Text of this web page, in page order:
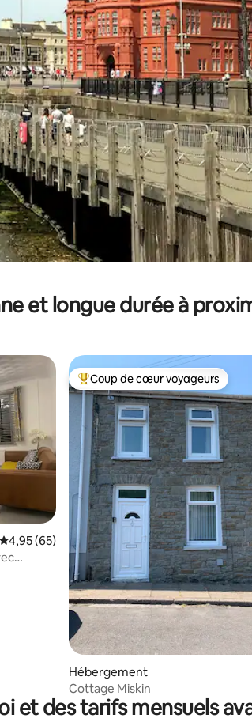
et longue durée à
: 4,76 sur 5
appréciés
Évaluation moyenne sur la base de 65
4,95 (65)
Coups de cœur voyageurs les
Coup de cœur voyageurs
Hébergement
Cottage Miskin
et des tarifs mensuels